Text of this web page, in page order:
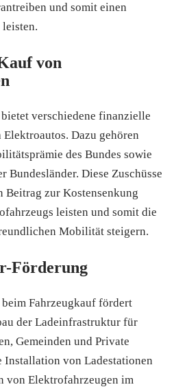
und somit einen
von
verschiedene finanzielle
Dazu gehören
des Bundes sowie
Bundesländer. Diese Zuschüsse
Beitrag zur Kostensenkung
leisten und somit die
Mobilität steigern.
Förderung
Fahrzeugkauf fördert
der Ladeinfrastruktur für
Gemeinden und Private
Installation von Ladestationen
von Elektrofahrzeugen im